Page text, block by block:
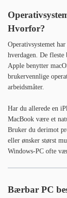
Hvorfor?
Operativsystemet
hverdagen. De fleste
Apple benytter
brukervennlige
arbeidsmåter.
Har du allerede en
MacBook være et
Bruker du derimot
eller ønsker størst
Windows-PC ofte
Bærbar PC